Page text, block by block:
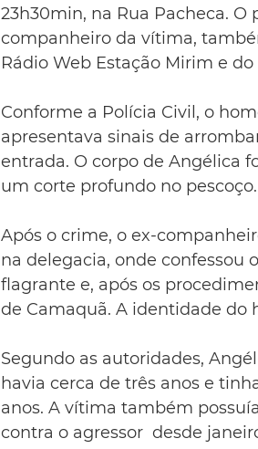
23h30min, na Rua Pacheca. O
companheiro da vítima,
Rádio Web Estação Mirim e do
Conforme a Polícia Civil, o
apresentava sinais de
entrada. O corpo de Angélica
um corte profundo no pescoço.
Após o crime, o ex-
na delegacia, onde confessou
flagrante e, após os
de Camaquã. A identidade do
Segundo as autoridades,
havia cerca de três anos e
anos. A vítima também
contra o agressor  desde